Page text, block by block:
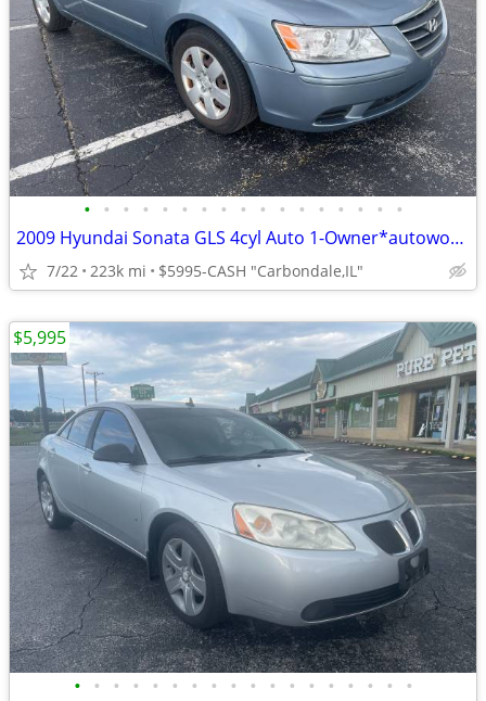
• • • • • • • • • • • • • • • • •
2009 Hyundai Sonata GLS 4cyl Auto 1-Owner*autoworldil.com*MUST BUY IT
7/22 223k mi $5995-CASH "Carbondale,IL"
• • • • • • • • • • • • • • • • • •
$5,995